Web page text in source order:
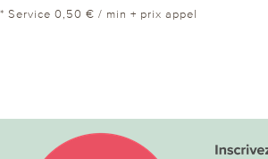
* Service 0,50 € / min + prix appel